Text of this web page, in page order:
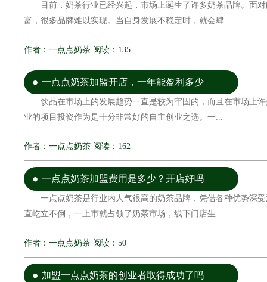
目前，奶茶行业已经兴起，市场上诞生了许多奶茶品牌。面
富，很多品牌难以实现。当自身发展不稳定时，就会肆...
作者：一点点奶茶 阅读：135
一点点奶茶加盟开店，一年能盈利多少
饮品在市场上的发展趋势一直是较为牢固的，而且在市场上
业的项目投资作为是十分非常好的自主创业之选。一...
作者：一点点奶茶 阅读：162
一点点奶茶加盟费用是多少？开店好吗
一点点奶茶是行业内人气很高的奶茶品牌，凭借各种优势深
直屹立不倒，一上市就占领了奶茶市场，线下门店生...
作者：一点点奶茶 阅读：50
加盟一点点奶茶的创业者取得成功了吗